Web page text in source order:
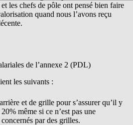
les chefs de pôle ont pensé bien faire
quand nous l’avons reçu
de l’annexe 2 (PDL)
les suivants :
et de grille pour s’assurer qu’il y
même si ce n’est pas une
par des grilles.